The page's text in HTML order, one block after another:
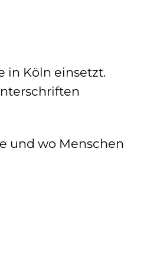
in Köln einsetzt.
und wo Menschen